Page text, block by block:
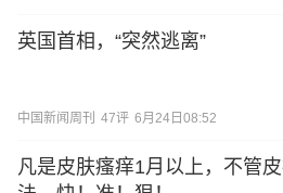
英国首相，“突然逃离”
中国新闻周刊 47评 6月24日08:52
凡是皮肤瘙痒1月以上，不管